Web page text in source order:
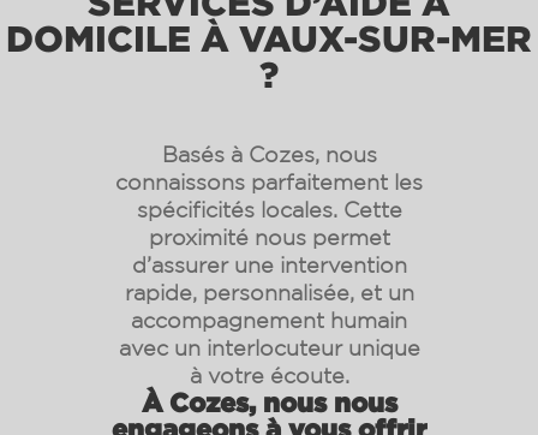
DOMICILE À VAUX-SUR-MER
?
Basés à Cozes, nous
connaissons parfaitement les
spécificités locales. Cette
proximité nous permet
d’assurer une intervention
rapide, personnalisée, et un
accompagnement humain
avec un interlocuteur unique
à votre écoute.
À Cozes, nous nous
engageons à vous offrir